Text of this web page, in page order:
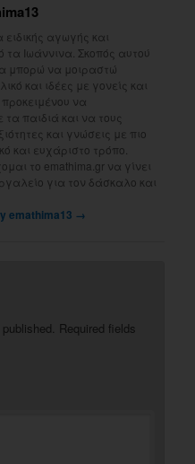
αγωγής και
τα Ιωάννινα. Σκοπός αυτού
μπορώ να μοιραστώ
και ιδέες με γονείς και
να
τα παιδιά και να τους
και γνώσεις με πιο
και ευχάριστο τρόπο.
το emathima.gr να γίνει
για τον δάσκαλο και
emathima13 →
Required fields